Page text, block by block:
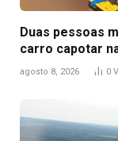
Duas pessoas
carro capotar
agosto 8, 2026 0